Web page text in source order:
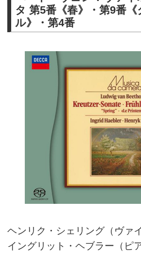
フリッチャイ
内容・人気と
タ 第5番《春》・第9番
ル》・第4番
ヘンリク・シェリング（ヴァ
イングリット・ヘブラー（ピア